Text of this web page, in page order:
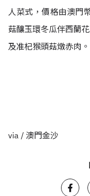
人菜式，價格由澳門
菇釀玉環冬瓜伴西蘭
及准杞猴頭菇燉赤肉。
via / 澳門金沙